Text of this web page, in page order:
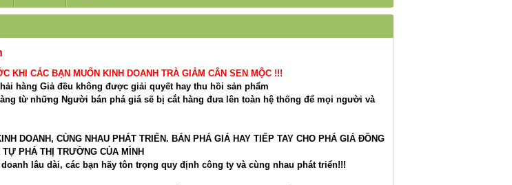
KHI CÁC BẠN MUỐN KINH DOANH TRÀ GIẢM CÂN SEN MỘC !!!
hàng Giả đều không được giải quyết hay thu hồi sản phẩm
từ những Người bán phá giá sẽ bị cắt hàng đưa lên toàn hệ thống để mọi người và
DOANH, CÙNG NHAU PHÁT TRIỂN. BÁN PHÁ GIÁ HAY TIẾP TAY CHO PHÁ GIÁ ĐỒNG
PHÁ THỊ TRƯỜNG CỦA MÌNH
lâu dài, các bạn hãy tôn trọng quy định công ty và cùng nhau phát triển!!!